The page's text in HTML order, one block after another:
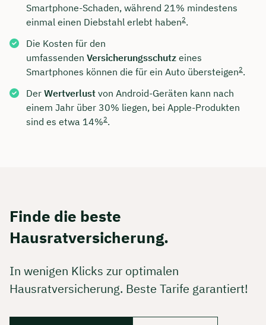
Smartphone-Schaden, während 21% mindestens
einmal einen Diebstahl erlebt haben2.
Die Kosten für den
umfassenden Versicherungsschutz eines
Smartphones können die für ein Auto übersteigen2.
Der Wertverlust von Android-Geräten kann nach
einem Jahr über 30% liegen, bei Apple-Produkten
sind es etwa 14%2.
Finde die beste
Hausratversicherung.
In wenigen Klicks zur optimalen
Hausratversicherung. Beste Tarife garantiert!